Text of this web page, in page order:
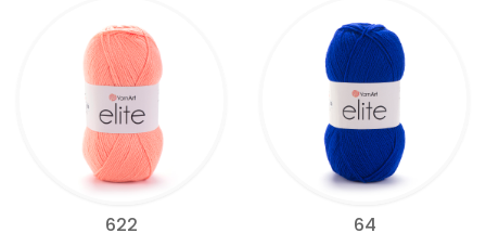
622 64